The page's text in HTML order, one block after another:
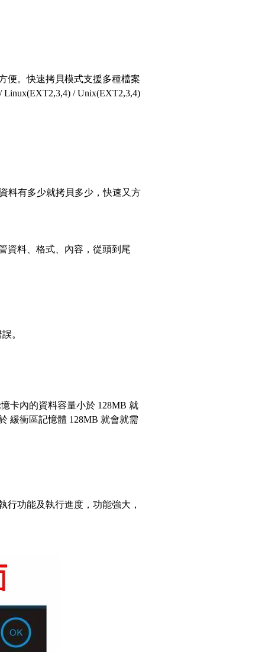
便。快速拷貝模式支援多種檔案
Linux(EXT2,3,4) / Unix(EXT2,3,4)
料有多少就拷貝多少，快速又方
資料、格式、內容，從頭到尾
。
卡內的資料容量小於 128MB 就
緩衝區記憶體 128MB 就會就需
行功能及執行進度，功能強大，